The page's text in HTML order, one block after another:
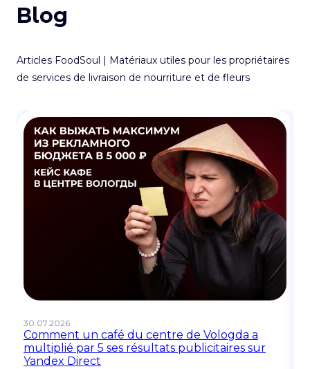
Blog
Articles FoodSoul | Matériaux utiles pour les propriétaires
de services de livraison de nourriture et de fleurs
30.07.2026
Comment un café du centre de Vologda a
multiplié par 5 ses résultats publicitaires sur
Yandex Direct